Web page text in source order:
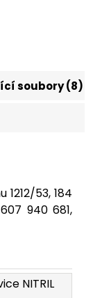
soubory (8)
53, 184
940 681,
NITRIL